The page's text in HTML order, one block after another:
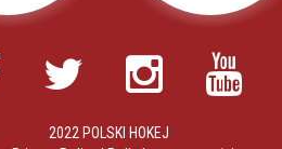
2022 POLSKI HOKEJ